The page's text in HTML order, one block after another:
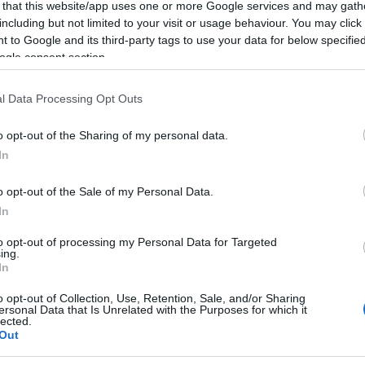
that this website/app uses one or more Google services and may
but not limited to your visit or usage behaviour. You may
to Google and its third-party tags to use your data for below
consent section.
Data Processing Opt Outs
opt-out of the Sharing of my personal data.
opt-out of the Sale of my Personal Data.
opt-out of processing my Personal Data for Targeted
opt-out of Collection, Use, Retention, Sale, and/or Sharing
Data that Is Unrelated with the Purposes for which it
brit EU-ellenes erő, a Nigel
szerint 7 százalék.
Johnson miniszterelnöki tevékenységével a
44 százalék elégedetlen. A plusz 2
a legjobb, amelyet bármely brit pártvezető
parlamenti választások óta elért.
Az Ipsos MORI vizsgálatába bevont
elégedettnek Jeremy Corbyn
százalék elégedetlen a Munkáspárt
megítélésének egyenlege a Labour
elégedett, 49 százaléka elégedetlen